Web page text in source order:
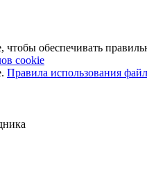
обеспечивать
cookie
Правила использования